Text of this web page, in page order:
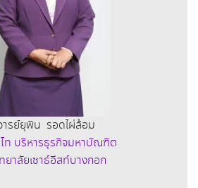
ารย์ยุพิน รอดไผ่ล้อม
บริหารธุรกิจมหาบัณฑิต
ยาลัยเซาธ์อีสท์บางกอก